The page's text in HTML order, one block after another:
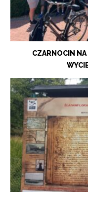
CZARNOCIN